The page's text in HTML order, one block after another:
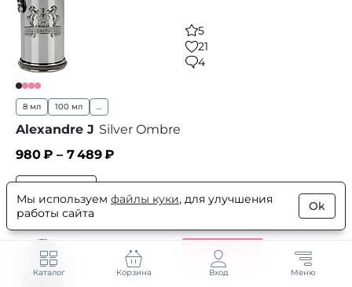
5
21
4
8 мл 100 мл ...
Alexandre J Silver Ombre
980₽ – 7 489₽
Скидка 23%
Каталог Корзина Вход Меню
Мы используем файлы куки, для улучшения
работы сайта
Ok